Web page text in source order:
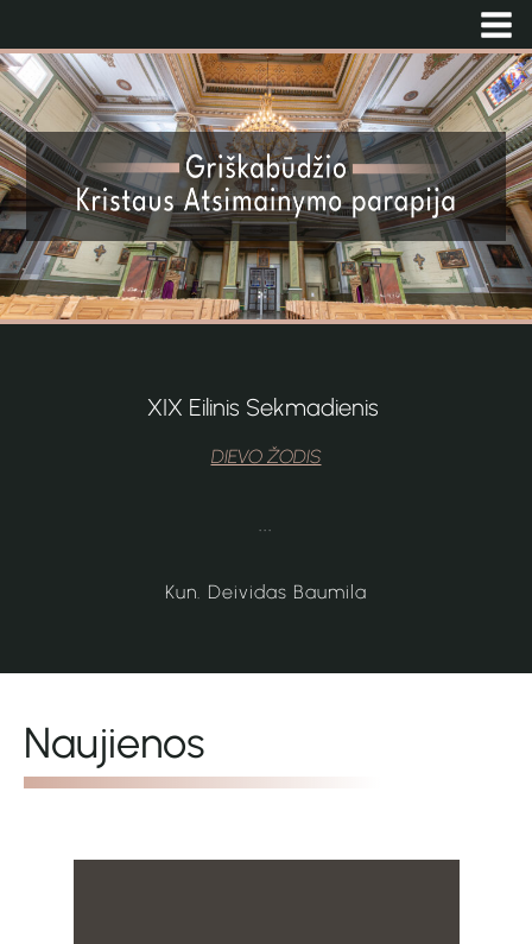
XIX Eilinis Sekmadienis
DIEVO ŽODIS
...
Kun. Deividas Baumila
Naujienos